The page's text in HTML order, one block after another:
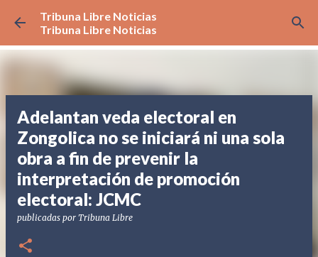
Ir al contenido principal
Tribuna Libre Noticias
Tribuna Libre Noticias
Adelantan veda electoral en
Zongolica no se iniciará ni una sola
obra a fin de prevenir la
interpretación de promoción
electoral: JCMC
publicadas por Tribuna Libre